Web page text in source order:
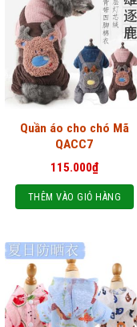
Quần áo cho chó Mã
QACC7
115.000₫
THÊM VÀO GIỎ HÀNG